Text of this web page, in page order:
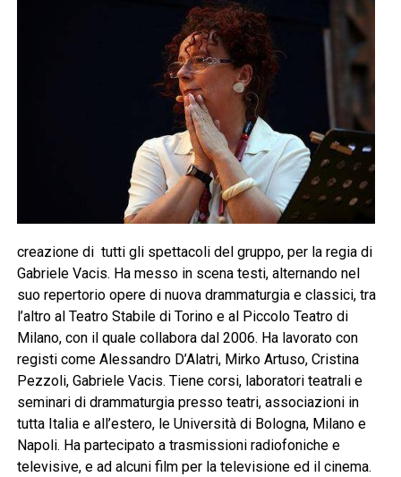
creazione di tutti gli spettacoli del gruppo, per la regia di
Gabriele Vacis. Ha messo in scena testi, alternando nel
suo repertorio opere di nuova drammaturgia e classici, tra
l’altro al Teatro Stabile di Torino e al Piccolo Teatro di
Milano, con il quale collabora dal 2006. Ha lavorato con
registi come Alessandro D’Alatri, Mirko Artuso, Cristina
Pezzoli, Gabriele Vacis. Tiene corsi, laboratori teatrali e
seminari di drammaturgia presso teatri, associazioni in
tutta Italia e all’estero, le Università di Bologna, Milano e
Napoli. Ha partecipato a trasmissioni radiofoniche e
televisive, e ad alcuni film per la televisione ed il cinema.